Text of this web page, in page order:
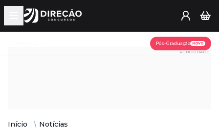
Open main menu
Pós-Graduação NOVO
PUBLICIDADE
Início Notícias